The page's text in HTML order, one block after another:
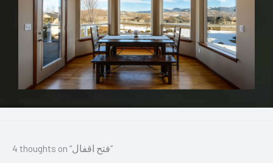
4 thoughts on “فتح اقفال”